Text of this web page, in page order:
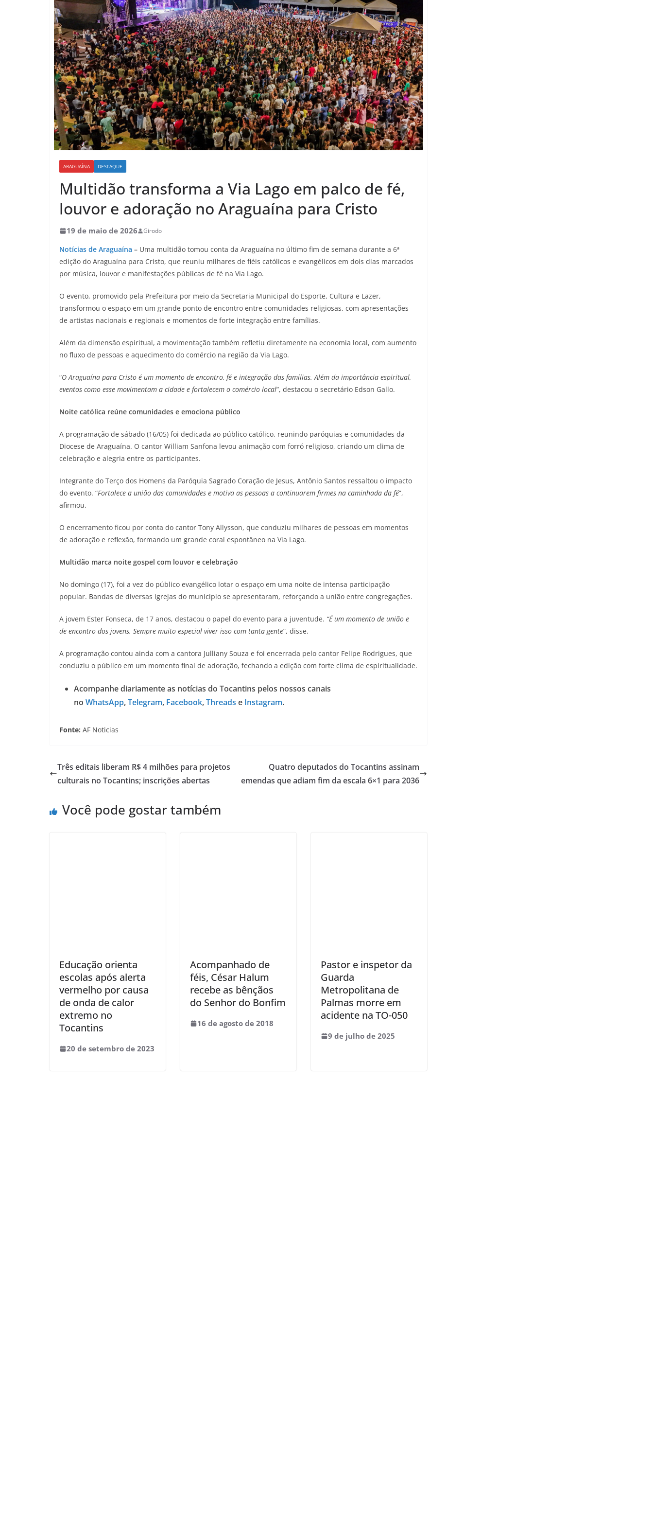
ARAGUAÍNA DESTAQUE
Multidão transforma a Via Lago em palco de fé,
louvor e adoração no Araguaína para Cristo
19 de maio de 2026 Girodo
Notícias de Araguaína – Uma multidão tomou conta da Araguaína no último fim de semana durante a 6ª
edição do Araguaína para Cristo, que reuniu milhares de fiéis católicos e evangélicos em dois dias marcados
por música, louvor e manifestações públicas de fé na Via Lago.
O evento, promovido pela Prefeitura por meio da Secretaria Municipal do Esporte, Cultura e Lazer,
transformou o espaço em um grande ponto de encontro entre comunidades religiosas, com apresentações
de artistas nacionais e regionais e momentos de forte integração entre famílias.
Além da dimensão espiritual, a movimentação também refletiu diretamente na economia local, com aumento
no fluxo de pessoas e aquecimento do comércio na região da Via Lago.
“O Araguaína para Cristo é um momento de encontro, fé e integração das famílias. Além da importância espiritual,
eventos como esse movimentam a cidade e fortalecem o comércio local”, destacou o secretário Edson Gallo.
Noite católica reúne comunidades e emociona público
A programação de sábado (16/05) foi dedicada ao público católico, reunindo paróquias e comunidades da
Diocese de Araguaína. O cantor William Sanfona levou animação com forró religioso, criando um clima de
celebração e alegria entre os participantes.
Integrante do Terço dos Homens da Paróquia Sagrado Coração de Jesus, Antônio Santos ressaltou o impacto
do evento. “Fortalece a união das comunidades e motiva as pessoas a continuarem firmes na caminhada da fé”,
afirmou.
O encerramento ficou por conta do cantor Tony Allysson, que conduziu milhares de pessoas em momentos
de adoração e reflexão, formando um grande coral espontâneo na Via Lago.
Multidão marca noite gospel com louvor e celebração
No domingo (17), foi a vez do público evangélico lotar o espaço em uma noite de intensa participação
popular. Bandas de diversas igrejas do município se apresentaram, reforçando a união entre congregações.
A jovem Ester Fonseca, de 17 anos, destacou o papel do evento para a juventude. “É um momento de união e
de encontro dos jovens. Sempre muito especial viver isso com tanta gente”, disse.
A programação contou ainda com a cantora Julliany Souza e foi encerrada pelo cantor Felipe Rodrigues, que
conduziu o público em um momento final de adoração, fechando a edição com forte clima de espiritualidade.
Acompanhe diariamente as notícias do Tocantins pelos nossos canais
no WhatsApp,Telegram, Facebook,Threads e Instagram.
Fonte: AF Noticias
Três editais liberam R$ 4 milhões para projetos
culturais no Tocantins; inscrições abertas
Quatro deputados do Tocantins assinam
emendas que adiam fim da escala 6×1 para 2036
Você pode gostar também
Educação orienta
escolas após alerta
vermelho por causa
de onda de calor
extremo no
Tocantins
20 de setembro de 2023
Acompanhado de
féis, César Halum
recebe as bênçãos
do Senhor do Bonfim
16 de agosto de 2018
Pastor e inspetor da
Guarda
Metropolitana de
Palmas morre em
acidente na TO-050
9 de julho de 2025